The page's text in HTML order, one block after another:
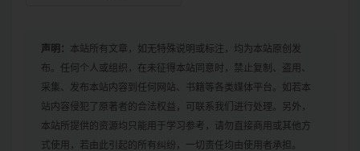
声明： 本站所有文章，如无特殊说明或标注，均为本站原创发
布。任何个人或组织，在未征得本站同意时，禁止复制、盗用、
采集、发布本站内容到任何网站、书籍等各类媒体平台。如若本
站内容侵犯了原著者的合法权益，可联系我们进行处理。另外，
本站所提供的资源均只能用于学习参考，请勿直接商用或其他方
式使用，若由此引起的所有纠纷，一切责任均由使用者承担。